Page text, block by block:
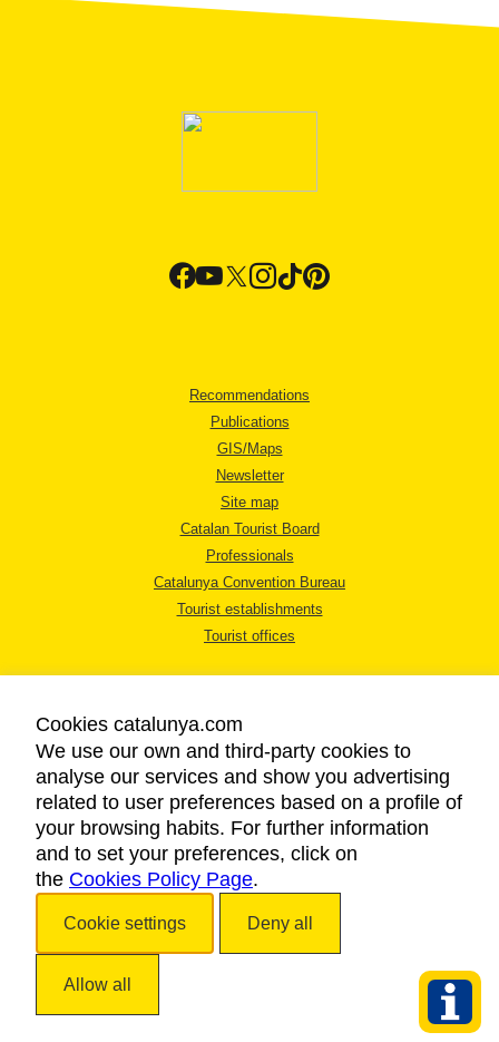
Recommendations
Publications
GIS/Maps
Newsletter
Site map
Catalan Tourist Board
Professionals
Catalunya Convention Bureau
Tourist establishments
Tourist offices
LEGAL NOTICE
PRIVACY POLICY
COOKIES POLICY
ACCESSIBILITY
Cookies catalunya.com
We use our own and third-party cookies to
analyse our services and show you advertising
related to user preferences based on a profile of
your browsing habits. For further information
and to set your preferences, click on
the Cookies Policy Page.
Cookie settings Deny all
Allow all